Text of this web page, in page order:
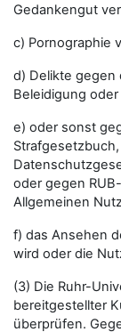
Gedankengut
c) Pornographie
d) Delikte gegen
Beleidigung
e) oder sonst
oder gegen
Allgemeinen
f) das Ansehen
wird oder die
(3) Die Ruhr-
bereitgestellter
überprüfen.